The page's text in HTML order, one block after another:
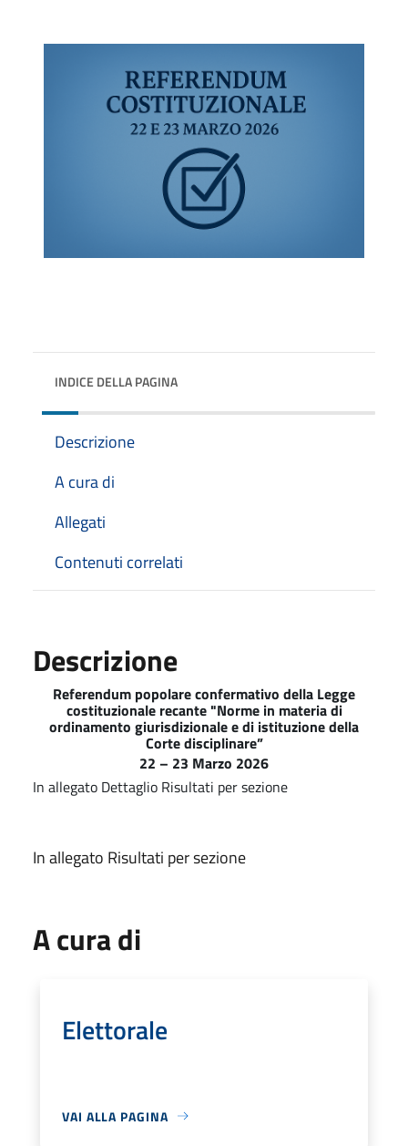
INDICE DELLA PAGINA
Descrizione
A cura di
Allegati
Contenuti correlati
Descrizione
Referendum popolare confermativo della Legge
costituzionale recante "Norme in materia di
ordinamento giurisdizionale e di istituzione della
Corte disciplinare”
22 – 23 Marzo 2026
In allegato Dettaglio Risultati per sezione
In allegato Risultati per sezione
A cura di
Elettorale
VAI ALLA PAGINA